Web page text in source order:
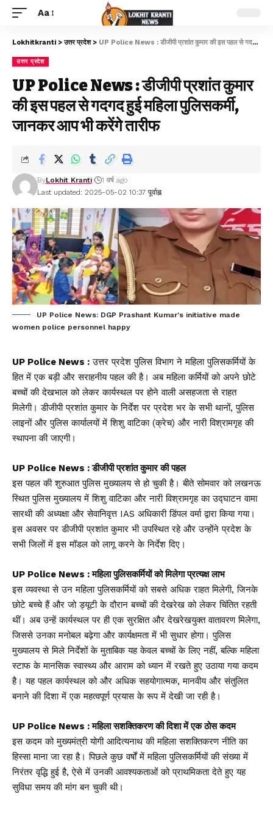
Aa
Lokhitkranti >उत्तर प्रदेश> UP Police News : डीजीपी प्रशांत कुमार की इस पहल से गदगद हुई महिला पुलिसकर्मी, जानकर आप भी करेंगे तारीफ
उत्तर प्रदेश
UP Police News : डीजीपी प्रशांत कुमार
की इस पहल से गदगद हुई महिला पुलिसकर्मी,
जानकर आप भी करेंगे तारीफ
Last updated: 2025-05-02 10:37 पूर्वाह्न
ByLokhit Kranti 1 वर्ष ago
UP Police News: DGP Prashant Kumar's initiative made
women police personnel happy
UP Police News : उत्तर प्रदेश पुलिस विभाग ने महिला पुलिसकर्मियों के
हित में एक बड़ी और सराहनीय पहल की है। अब महिला कर्मियों को अपने छोटे
बच्चों की देखभाल को लेकर कार्यस्थल पर होने वाली असहजता से राहत
मिलेगी। डीजीपी प्रशांत कुमार के निर्देश पर प्रदेश भर के सभी थानों, पुलिस
लाइनों और पुलिस कार्यालयों में शिशु वाटिका (क्रेच) और नारी विश्रामगृह की
स्थापना की जाएगी।
UP Police News : डीजीपी प्रशांत कुमार की पहल
इस पहल की शुरुआत पुलिस मुख्यालय से हो चुकी है। बीते सोमवार को लखनऊ
स्थित पुलिस मुख्यालय में शिशु वाटिका और नारी विश्रामगृह का उद्घाटन वामा
सारथी की अध्यक्षा और सेवानिवृत्त IAS अधिकारी डिंपल वर्मा द्वारा किया गया।
इस अवसर पर डीजीपी प्रशांत कुमार भी उपस्थित रहे और उन्होंने प्रदेश के
सभी जिलों में इस मॉडल को लागू करने के निर्देश दिए।
UP Police News : महिला पुलिसकर्मियों को मिलेगा प्रत्यक्ष लाभ
इस व्यवस्था से उन महिला पुलिसकर्मियों को सबसे अधिक राहत मिलेगी, जिनके
छोटे बच्चे हैं और जो ड्यूटी के दौरान बच्चों की देखरेख को लेकर चिंतित रहती
थीं। अब उन्हें कार्यस्थल पर ही एक सुरक्षित और देखरेखयुक्त वातावरण मिलेगा,
जिससे उनका मनोबल बढ़ेगा और कार्यक्षमता में भी सुधार होगा। पुलिस
मुख्यालय से मिले निर्देशों के मुताबिक यह केवल बच्चों के लिए नहीं, बल्कि महिला
स्टाफ के मानसिक स्वास्थ्य और आराम को ध्यान में रखते हुए उठाया गया कदम
है। यह पहल कार्यस्थल को और अधिक सहयोगात्मक, मानवीय और संतुलित
बनाने की दिशा में एक महत्वपूर्ण प्रयास के रूप में देखी जा रही है।
UP Police News : महिला सशक्तिकरण की दिशा में एक ठोस कदम
इस कदम को मुख्यमंत्री योगी आदित्यनाथ की महिला सशक्तिकरण नीति का
हिस्सा माना जा रहा है। पिछले कुछ वर्षों में महिला पुलिसकर्मियों की संख्या में
निरंतर वृद्धि हुई है, ऐसे में उनकी आवश्यकताओं को प्राथमिकता देते हुए यह
सुविधा समय की मांग बन चुकी थी।